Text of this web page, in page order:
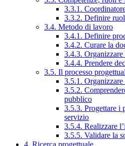
3.3.1.
3.3.2. Definire
3.4. Metodo di lavoro
3.4.1. Definire
3.4.2. Curare la
3.4.3.
3.4.4. Prendere
3.5. Il processo
3.5.1.
3.5.2.
pubblico
3.5.3. Progettare i
servizio
3.5.4. Realizzare
3.5.5. Validare la
4. Ricerca progettuale